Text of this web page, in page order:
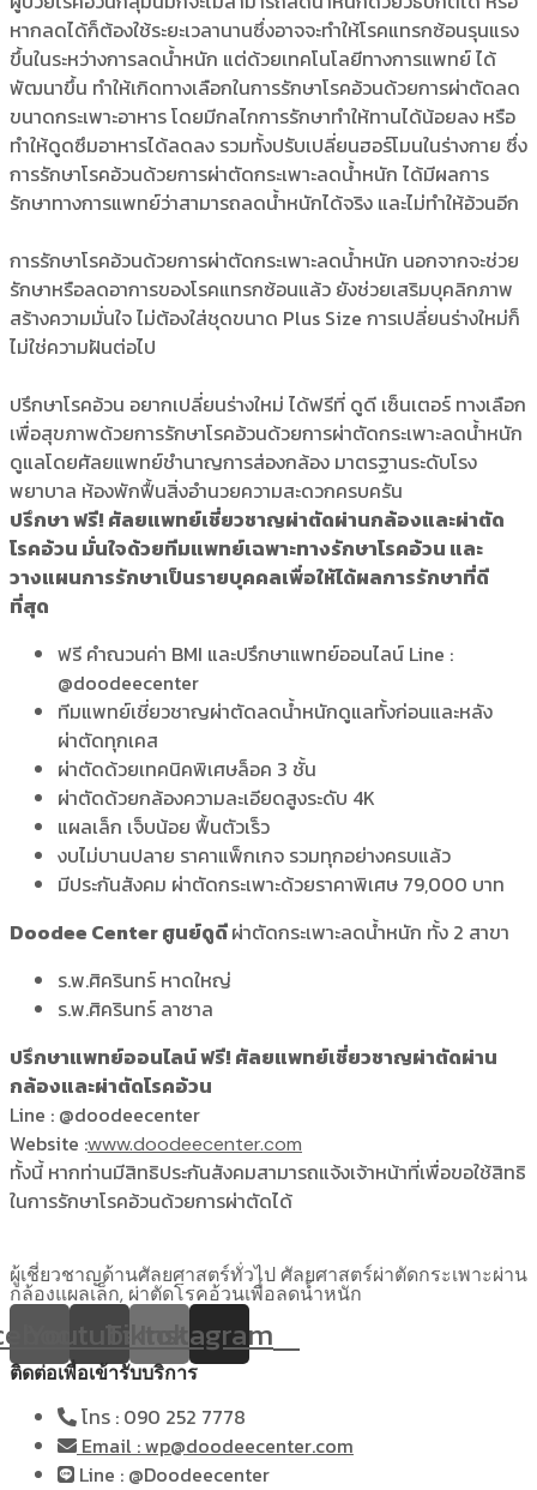
หากลดได้ก็ต้องใช้ระยะเวลานานซึ่งอาจจะทำให้โรคแทรกซ้อนรุนแรง
ขึ้นในระหว่างการลดน้ำหนัก แต่ด้วยเทคโนโลยีทางการแพทย์ ได้
พัฒนาขึ้น ทำให้เกิดทางเลือกในการรักษาโรคอ้วนด้วยการผ่าตัดลด
ขนาดกระเพาะอาหาร โดยมีกลไกการรักษาทำให้ทานได้น้อยลง หรือ
ทำให้ดูดซึมอาหารได้ลดลง รวมทั้งปรับเปลี่ยนฮอร์โมนในร่างกาย ซึ่ง
การรักษาโรคอ้วนด้วยการผ่าตัดกระเพาะลดน้ำหนัก ได้มีผลการ
รักษาทางการแพทย์ว่าสามารถลดน้ำหนักได้จริง และไม่ทำให้อ้วนอีก
การรักษาโรคอ้วนด้วยการผ่าตัดกระเพาะลดน้ำหนัก นอกจากจะช่วย
รักษาหรือลดอาการของโรคแทรกซ้อนแล้ว ยังช่วยเสริมบุคลิกภาพ
สร้างความมั่นใจ ไม่ต้องใส่ชุดขนาด Plus Size การเปลี่ยนร่างใหม่ก็
ไม่ใช่ความฝันต่อไป
ปรึกษาโรคอ้วน อยากเปลี่ยนร่างใหม่ ได้ฟรีที่ ดูดี เซ็นเตอร์ ทางเลือก
เพื่อสุขภาพด้วยการรักษาโรคอ้วนด้วยการผ่าตัดกระเพาะลดน้ำหนัก
ดูแลโดยศัลยแพทย์ชำนาญการส่องกล้อง มาตรฐานระดับโรง
พยาบาล ห้องพักฟื้นสิ่งอำนวยความสะดวกครบครัน
ปรึกษา ฟรี! ศัลยแพทย์เชี่ยวชาญผ่าตัดผ่านกล้องและผ่าตัด
โรคอ้วน มั่นใจด้วยทีมแพทย์เฉพาะทางรักษาโรคอ้วน และ
วางแผนการรักษาเป็นรายบุคคลเพื่อให้ได้ผลการรักษาที่ดี
ที่สุด
ฟรี คำณวนค่า BMI และปรึกษาแพทย์ออนไลน์ Line :
@doodeecenter
ทีมแพทย์เชี่ยวชาญผ่าตัดลดน้ำหนักดูแลทั้งก่อนและหลัง
ผ่าตัดทุกเคส
ผ่าตัดด้วยเทคนิคพิเศษล็อค 3 ชั้น
ผ่าตัดด้วยกล้องความละเอียดสูงระดับ 4K
แผลเล็ก เจ็บน้อย ฟื้นตัวเร็ว
งบไม่บานปลาย ราคาแพ็กเกจ รวมทุกอย่างครบแล้ว
มีประกันสังคม ผ่าตัดกระเพาะด้วยราคาพิเศษ 79,000 บาท
Doodee Center ศูนย์ดูดีผ่าตัดกระเพาะลดน้ำหนัก ทั้ง 2 สาขา
ร.พ.ศิครินทร์ หาดใหญ่
ร.พ.ศิครินทร์ ลาซาล
ปรึกษาแพทย์ออนไลน์ ฟรี! ศัลยแพทย์เชี่ยวชาญผ่าตัดผ่าน
กล้องและผ่าตัดโรคอ้วน
Line : @doodeecenter
Website :www.doodeecenter.com
ทั้งนี้ หากท่านมีสิทธิประกันสังคมสามารถแจ้งเจ้าหน้าที่เพื่อขอใช้สิทธิ
ในการรักษาโรคอ้วนด้วยการผ่าตัดได้
ผู้เชี่ยวชาญด้านศัลยศาสตร์ทั่วไป ศัลยศาสตร์ผ่าตัดกระเพาะผ่าน
กล้องแผลเล็ก, ผ่าตัดโรคอ้วนเพื่อลดน้ำหนัก
Youtube Instagram
ติดต่อเพื่อเข้ารับบริการ
โทร : 090 252 7778
Email : wp@doodeecenter.com
Line : @Doodeecenter